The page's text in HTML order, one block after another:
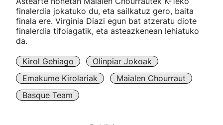
"Helmuga"
finalerdia jokatuko du, eta sailkatuz gero, baita
finala ere. Virginia Diazi egun bat atzeratu diote
finalerdia tifoiagatik, eta asteazkenean lehiatuko
da.
Kirol Gehiago
Olinpiar Jokoak
Emakume Kirolariak
Maialen Chourraut
Basque Team